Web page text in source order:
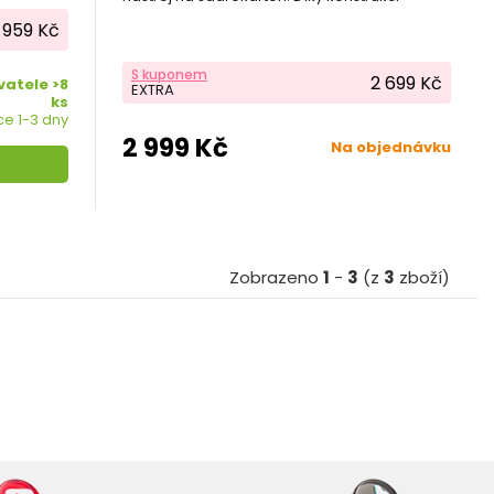
Kč
>8
ks
1-3 dny
S kuponem
EXTRA 2 699 Kč
2 999 Kč Na objednávku
Zobrazeno 1 - 3 (z 3 zboží)